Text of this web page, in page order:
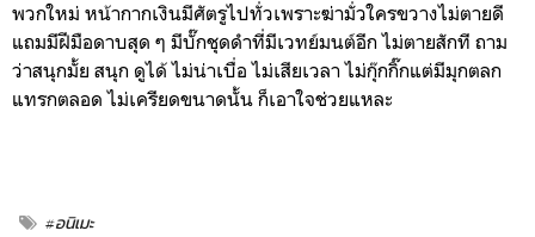
พวกใหม่ หน้ากากเงินมีศัตรูไปทั่วเพราะฆ่ามั่วใครขวางไม่ตายดี
แถมมีฝีมือดาบสุด ๆ มีบั๊กชุดดำที่มีเวทย์มนต์อีก ไม่ตายสักที ถาม
ว่าสนุกมั้ย สนุก ดูได้ ไม่น่าเบื่อ ไม่เสียเวลา ไม่กุ๊กกิ๊กแต่มีมุกตลก
แทรกตลอด ไม่เครียดขนาดนั้น ก็เอาใจช่วยแหละ
#อนิเมะ